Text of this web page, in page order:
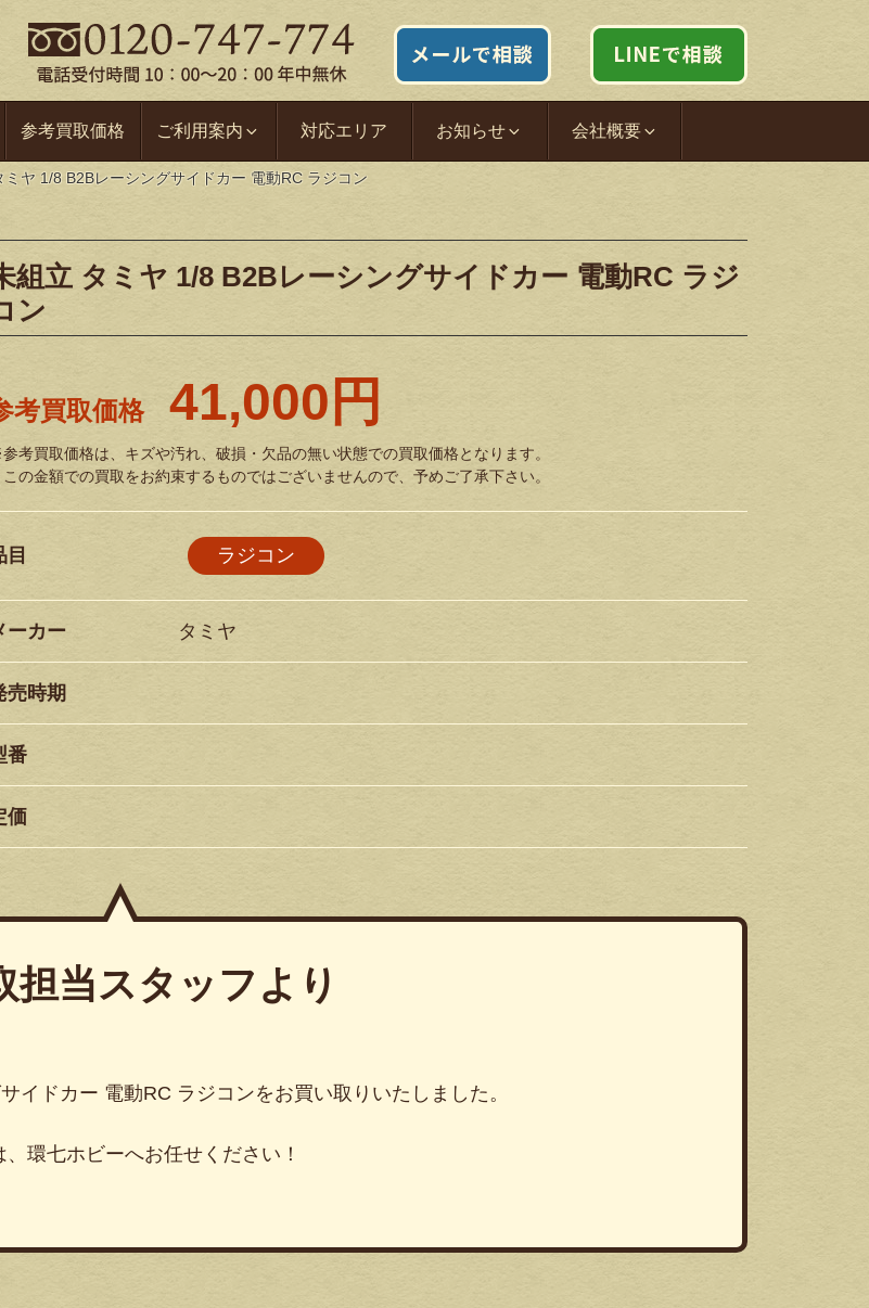
参考買取価格 ご利用案内 対応エリア お知らせ 会社概要
ミヤ 1/8 B2Bレーシングサイドカー 電動RC ラジコン
組立 タミヤ 1/8 B2Bレーシングサイドカー 電動RC ラジ
ン
考買取価格 41,000円
考買取価格は、キズや汚れ、破損・欠品の無い状態での買取価格となります。
この金額での買取をお約束するものではございませんので、予めご了承下さい。
目 ラジコン
ーカー タミヤ
売時期
番
価
担当スタッフより
イドカー 電動RC ラジコンをお買い取りいたしました。
環七ホビーへお任せください！